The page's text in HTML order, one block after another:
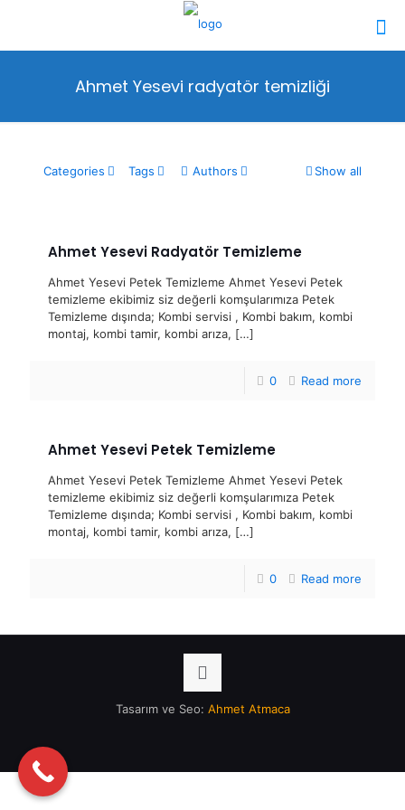
Ahmet Yesevi radyatör temizliği
Categories Tags Authors Show all
Ahmet Yesevi Radyatör Temizleme
Ahmet Yesevi Petek Temizleme Ahmet Yesevi Petek
temizleme ekibimiz siz değerli komşularımıza Petek
Temizleme dışında; Kombi servisi , Kombi bakım, kombi
montaj, kombi tamir, kombi arıza, […]
0 Read more
Ahmet Yesevi Petek Temizleme
Ahmet Yesevi Petek Temizleme Ahmet Yesevi Petek
temizleme ekibimiz siz değerli komşularımıza Petek
Temizleme dışında; Kombi servisi , Kombi bakım, kombi
montaj, kombi tamir, kombi arıza, […]
0 Read more
Tasarım ve Seo: Ahmet Atmaca